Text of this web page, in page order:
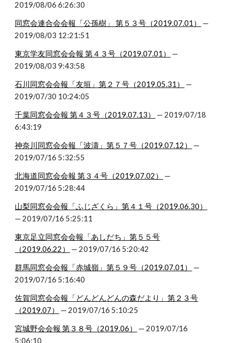
2019/08/06 6:26:30
同窓会連合会会報「公孫樹」 第５３号（2019.07.01）
—
2019/08/03 12:21:51
東京学友同窓会会報 第４３号（2019.07.01）
—
2019/08/03 9:43:58
石川同窓会会報「友垣」第２７号（2019.05.31）
—
2019/07/30 10:24:05
千葉同窓会会報 第４３号（2019.07.13）
— 2019/07/18
6:43:19
神奈川同窓会会報「波濤」第５７号（2019.07.12）
—
2019/07/16 5:32:55
北海道同窓会会報 第３４号（2019.07.02）
—
2019/07/16 5:28:44
山梨同窓会会報「ふじざくら」第４１号（2019.06.30）
— 2019/07/16 5:25:11
東京足立同窓会会報「あしだち」第５５号
（2019.06.22）
— 2019/07/16 5:20:42
群馬同窓会会報「赤城嶺」第５９号（2019.07.01）
—
2019/07/16 5:16:40
佐賀同窓会会報「どんどんどんの森だより」第２３号
（2019.07）
— 2019/07/16 5:10:25
宮城野会会報 第３８号（2019.06）
— 2019/07/16
5:06:10